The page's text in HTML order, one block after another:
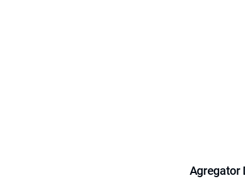
Agregator